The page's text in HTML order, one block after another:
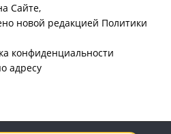
Сайте,
новой редакцией Политики
конфиденциальности
адресу